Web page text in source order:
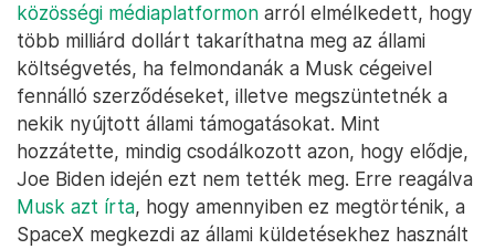
közösségi médiaplatformon arról elmélkedett, hogy
több milliárd dollárt takaríthatna meg az állami
költségvetés, ha felmondanák a Musk cégeivel
fennálló szerződéseket, illetve megszüntetnék a
nekik nyújtott állami támogatásokat. Mint
hozzátette, mindig csodálkozott azon, hogy elődje,
Joe Biden idején ezt nem tették meg. Erre reagálva
Musk azt írta, hogy amennyiben ez megtörténik, a
SpaceX megkezdi az állami küldetésekhez használt